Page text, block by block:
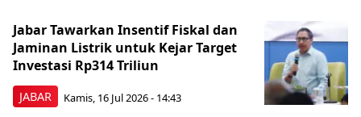
JABAR
Jabar Tawarkan Insentif Fiskal dan
Jaminan Listrik untuk Kejar Target
Investasi Rp314 Triliun
Kamis, 16 Jul 2026 - 14:43